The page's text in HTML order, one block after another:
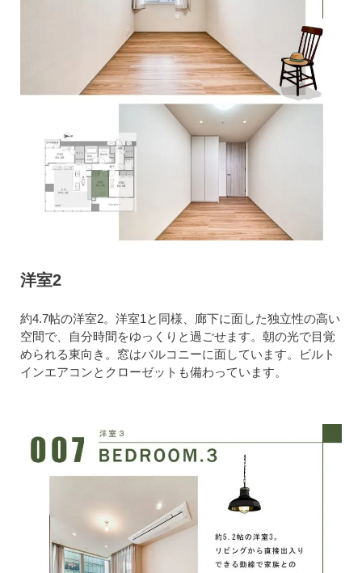
洋室2
約4.7帖の洋室2。洋室1と同様、廊下に面した独立性の高い
空間で、自分時間をゆっくりと過ごせます。朝の光で目覚
められる東向き。窓はバルコニーに面しています。ビルト
インエアコンとクローゼットも備わっています。